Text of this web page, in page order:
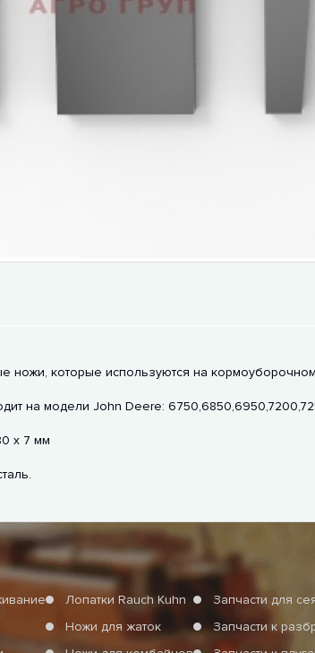
ножи, которые используются на
на модели John Deere:
х 7 мм
Лопатки Rauch Kuhn
Ножи для жаток
Запчасти для
Запчасти к